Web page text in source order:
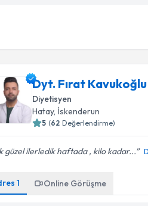
Dyt. Fırat Kavukoğlu
Diyetisyen
Hatay, İskenderun
5 (62 Değerlendirme)
güzel ilerledik haftada , kilo kadar...
1 Online Görüşme